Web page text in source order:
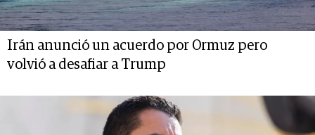
Irán anunció un acuerdo por Ormuz pero
volvió a desafiar a Trump